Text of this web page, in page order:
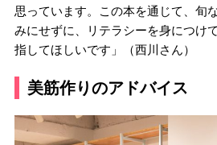
思っています。この本を通じて、旬
みにせずに、リテラシーを身につけ
指してほしいです」（西川さん）
美筋作りのアドバイス